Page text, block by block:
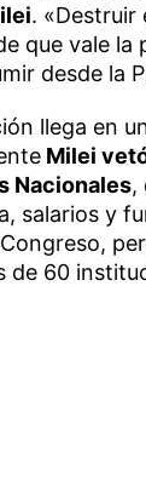
. «Destruir
que vale la
desde la
llega en
Milei
Nacionales,
salarios y
de 60